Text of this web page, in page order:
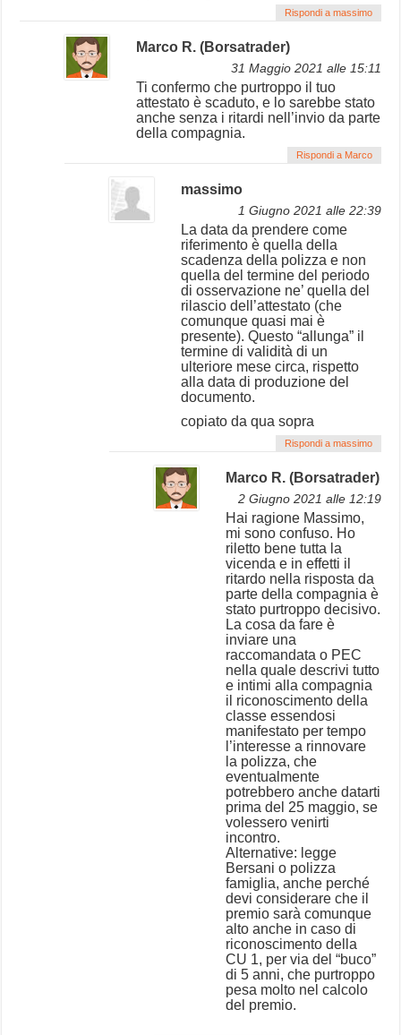
Rispondi a massimo
Marco R. (Borsatrader)
31 Maggio 2021 alle 15:11
Ti confermo che purtroppo il tuo
attestato è scaduto, e lo sarebbe stato
anche senza i ritardi nell’invio da parte
della compagnia.
Rispondi a Marco
massimo
1 Giugno 2021 alle 22:39
La data da prendere come
riferimento è quella della
scadenza della polizza e non
quella del termine del periodo
di osservazione ne’ quella del
rilascio dell’attestato (che
comunque quasi mai è
presente). Questo “allunga” il
termine di validità di un
ulteriore mese circa, rispetto
alla data di produzione del
documento.
copiato da qua sopra
Rispondi a massimo
Marco R. (Borsatrader)
2 Giugno 2021 alle 12:19
Hai ragione Massimo,
mi sono confuso. Ho
riletto bene tutta la
vicenda e in effetti il
ritardo nella risposta da
parte della compagnia è
stato purtroppo decisivo.
La cosa da fare è
inviare una
raccomandata o PEC
nella quale descrivi tutto
e intimi alla compagnia
il riconoscimento della
classe essendosi
manifestato per tempo
l’interesse a rinnovare
la polizza, che
eventualmente
potrebbero anche datarti
prima del 25 maggio, se
volessero venirti
incontro.
Alternative: legge
Bersani o polizza
famiglia, anche perché
devi considerare che il
premio sarà comunque
alto anche in caso di
riconoscimento della
CU 1, per via del “buco”
di 5 anni, che purtroppo
pesa molto nel calcolo
del premio.